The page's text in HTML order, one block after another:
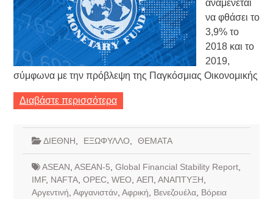
αναμένεται
να φθάσει το
3,9% το
2018 και το
2019,
σύμφωνα με την πρόβλεψη της Παγκόσμιας Οικονομικής
Διαβάστε περισσότερα
ΔΙΕΘΝΗ ΕΞΩΦΥΛΛΟ ΘΕΜΑΤΑ
ASEAN ASEAN-5 Global Financial Stability Report,
IMF, NAFTA, OPEC, WEO ΑΕΠ ΑΝΑΠΤΥΞΗ
Αργεντινή Αφγανιστάν, Αφρική Βενεζουέλα, Βόρεια